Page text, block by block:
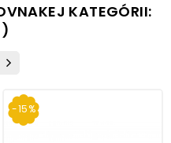
KATEGÓRII:
-15%